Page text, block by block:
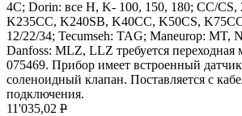
4C; Dorin: все H, K- 100, 150, 180; CC/CS,
K235CC, K240SB, K40CC, K50CS,
12/22/34; Tecumseh: TAG; Maneurop: MT,
Danfoss: MLZ, LLZ требуется переходная
075469. Прибор имеет встроенный
соленоидный клапан. Поставляется с
подключения.
11'035,02 P